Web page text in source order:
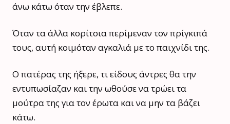
άνω κάτω όταν την έβλεπε.
Όταν τα άλλα κορίτσια περίμεναν τον πρίγκιπά
τους, αυτή κοιμόταν αγκαλιά με το παιχνίδι της.
Ο πατέρας της ήξερε, τι είδους άντρες θα την
εντυπωσίαζαν και την ωθούσε να τρώει τα
μούτρα της για τον έρωτα και να μην τα βάζει
κάτω.